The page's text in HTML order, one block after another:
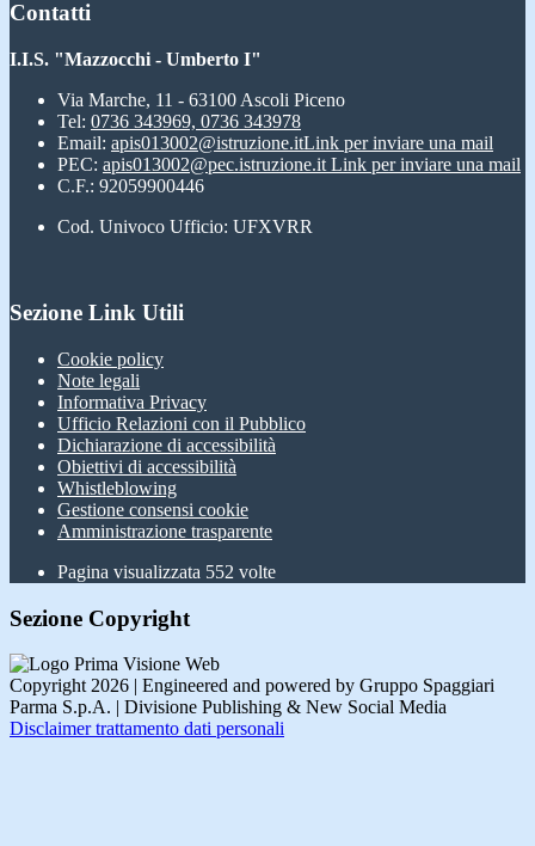
Contatti
I.I.S. "Mazzocchi - Umberto I"
Via Marche, 11 - 63100 Ascoli Piceno
Tel: 0736 343969, 0736 343978
Email: apis013002@istruzione.itLink per inviare una mail
PEC: apis013002@pec.istruzione.it Link per inviare una mail
C.F.: 92059900446
Cod. Univoco Ufficio: UFXVRR
Sezione Link Utili
Cookie policy
Note legali
Informativa Privacy
Ufficio Relazioni con il Pubblico
Dichiarazione di accessibilità
Obiettivi di accessibilità
Whistleblowing
Gestione consensi cookie
Amministrazione trasparente
Pagina visualizzata 552 volte
Sezione Copyright
Copyright 2026 | Engineered and powered by Gruppo Spaggiari
Parma S.p.A. | Divisione Publishing & New Social Media
Disclaimer trattamento dati personali